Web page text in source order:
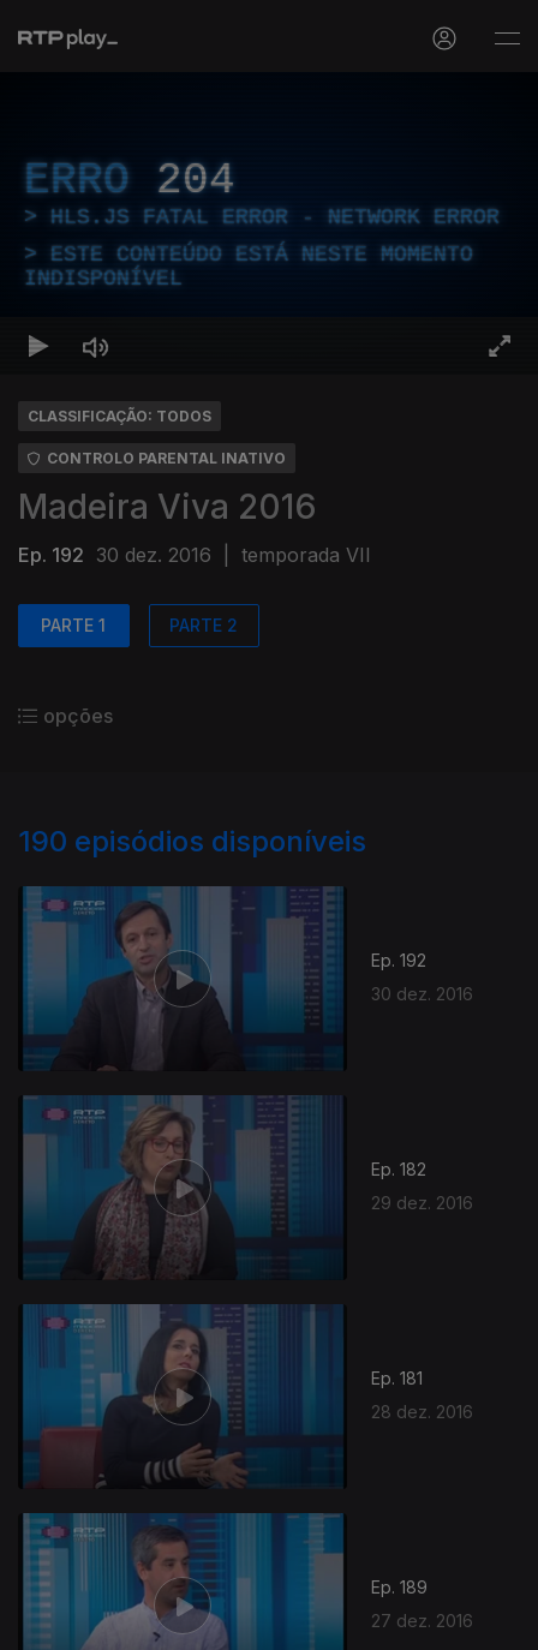
ERRO 204
HLS.JS FATAL ERROR - NETWORK ERROR
ESTE CONTEÚDO ESTÁ NESTE MOMENTO
INDISPONÍVEL
CLASSIFICAÇÃO: TODOS
CONTROLO PARENTAL INATIVO
Madeira Viva 2016
Ep. 192 30 dez. 2016 temporada VII
PARTE 1 PARTE 2
opções
190 episódios disponíveis
Ep. 192
30 dez. 2016
Ep. 182
29 dez. 2016
Ep. 181
28 dez. 2016
Ep. 189
27 dez. 2016